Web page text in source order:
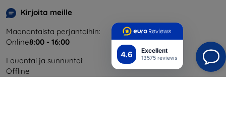
4.6 Excellent
13575 reviews
Kirjoita meille
Maanantaista perjantaihin:
Online8:00 - 16:00
Lauantai ja sunnuntai:
Offline